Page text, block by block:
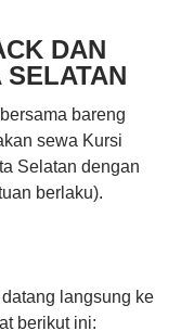
DAN
bareng
sewa Kursi
Selatan dengan
berlaku).
langsung ke
berikut ini: